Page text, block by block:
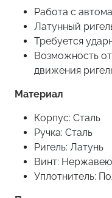
Работа с
Латунный
Требуется
Возможность
движения
Материал
Корпус: Сталь
Ручка: Сталь
Ригель: Латунь
Винт:
Уплотнитель: